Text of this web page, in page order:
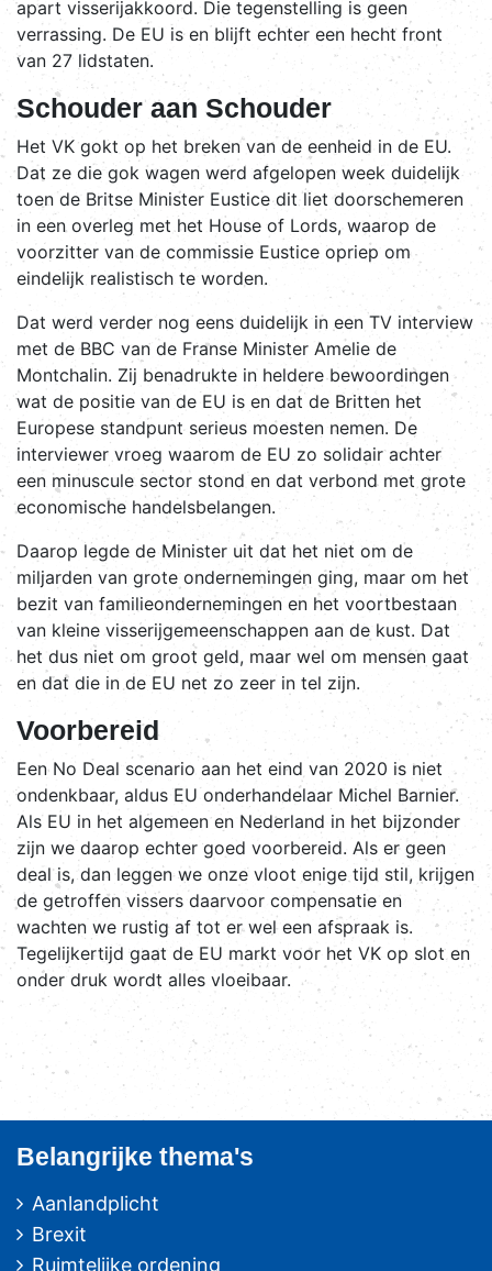
apart visserijakkoord. Die tegenstelling is geen
verrassing. De EU is en blijft echter een hecht front
van 27 lidstaten.
Schouder aan Schouder
Het VK gokt op het breken van de eenheid in de EU.
Dat ze die gok wagen werd afgelopen week duidelijk
toen de Britse Minister Eustice dit liet doorschemeren
in een overleg met het House of Lords, waarop de
voorzitter van de commissie Eustice opriep om
eindelijk realistisch te worden.
Dat werd verder nog eens duidelijk in een TV interview
met de BBC van de Franse Minister Amelie de
Montchalin. Zij benadrukte in heldere bewoordingen
wat de positie van de EU is en dat de Britten het
Europese standpunt serieus moesten nemen. De
interviewer vroeg waarom de EU zo solidair achter
een minuscule sector stond en dat verbond met grote
economische handelsbelangen.
Daarop legde de Minister uit dat het niet om de
miljarden van grote ondernemingen ging, maar om het
bezit van familieondernemingen en het voortbestaan
van kleine visserijgemeenschappen aan de kust. Dat
het dus niet om groot geld, maar wel om mensen gaat
en dat die in de EU net zo zeer in tel zijn.
Voorbereid
Een No Deal scenario aan het eind van 2020 is niet
ondenkbaar, aldus EU onderhandelaar Michel Barnier.
Als EU in het algemeen en Nederland in het bijzonder
zijn we daarop echter goed voorbereid. Als er geen
deal is, dan leggen we onze vloot enige tijd stil, krijgen
de getroffen vissers daarvoor compensatie en
wachten we rustig af tot er wel een afspraak is.
Tegelijkertijd gaat de EU markt voor het VK op slot en
onder druk wordt alles vloeibaar.
Belangrijke thema's
Aanlandplicht
Brexit
Ruimtelijke ordening